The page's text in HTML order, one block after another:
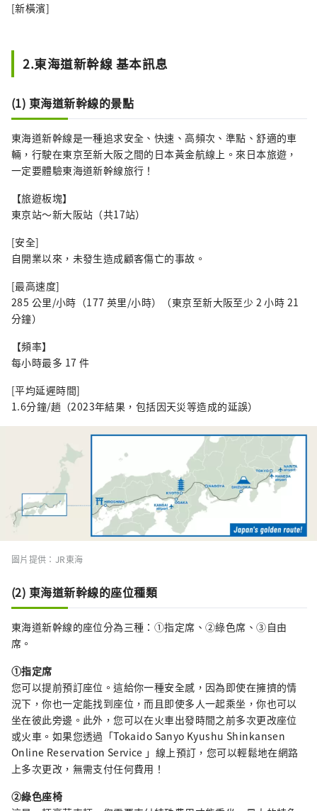
[新橫濱]
2.東海道新幹線 基本訊息
(1) 東海道新幹線的景點
東海道新幹線是一種追求安全、快速、高頻次、準點、舒適的車
輛，行駛在東京至新大阪之間的日本黃金航線上。來日本旅遊，
一定要體驗東海道新幹線旅行！
【旅遊板塊】
東京站～新大阪站（共17站）
[安全]
自開業以來，未發生造成顧客傷亡的事故。
[最高速度]
285 公里/小時（177 英里/小時）（東京至新大阪至少 2 小時 21
分鐘）
【頻率】
每小時最多 17 件
[平均延遲時間]
1.6分鐘/趟（2023年結果，包括因天災等造成的延誤）
圖片提供：JR東海
(2) 東海道新幹線的座位種類
東海道新幹線的座位分為三種：①指定席、➁綠色席、③自由
席。
①指定席
您可以提前預訂座位。這給你一種安全感，因為即使在擁擠的情
況下，你也一定能找到座位，而且即使多人一起乘坐，你也可以
坐在彼此旁邊。此外，您可以在火車出發時間之前多次更改座位
或火車。如果您透過「Tokaido Sanyo Kyushu Shinkansen
Online Reservation Service 」線上預訂，您可以輕鬆地在網路
上多次更改，無需支付任何費用！
➁綠色座椅